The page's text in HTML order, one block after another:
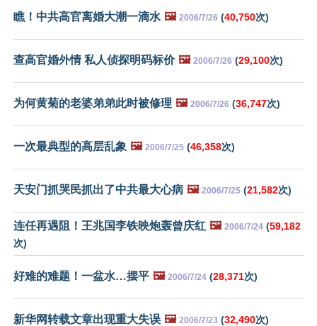
瞧！中共高官离婚大潮一滴水 🖼️ 2006/7/26 (40,750次)
查高官婚外情 私人侦探明码标价 🖼️ 2006/7/26 (29,100次)
为何黄菊的老婆弟弟此时被修理 🖼️ 2006/7/26 (36,747次)
一次最典型的高层乱象 🖼️ 2006/7/25 (46,358次)
天安门抓哭民抓出了中共最大心病 🖼️ 2006/7/25 (21,582次)
连任再遇阻！王兆国李铁映炮轰曾庆红 🖼️ 2006/7/24 (59,182
次)
好难的难题！一盆水…摆平 🖼️ 2006/7/24 (28,371次)
新华网转载文章出现重大失误 🖼️ 2006/7/23 (32,490次)